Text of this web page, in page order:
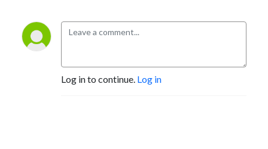
Log in to continue. Log in